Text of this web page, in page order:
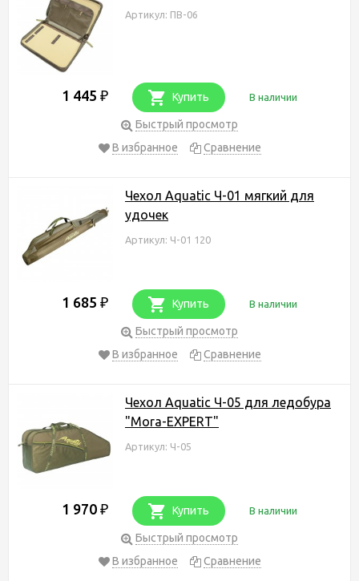
Артикул: ПВ-06
1 445 ₽ Купить В наличии
Быстрый просмотр
В избранное
Сравнение
Чехол Aquatic Ч-01 мягкий для
удочек
Артикул: Ч-01 120
1 685 ₽ Купить В наличии
Быстрый просмотр
В избранное
Сравнение
Чехол Aquatic Ч-05 для ледобура
"Mora-EXPERT"
Артикул: Ч-05
1 970 ₽ Купить В наличии
Быстрый просмотр
В избранное
Сравнение